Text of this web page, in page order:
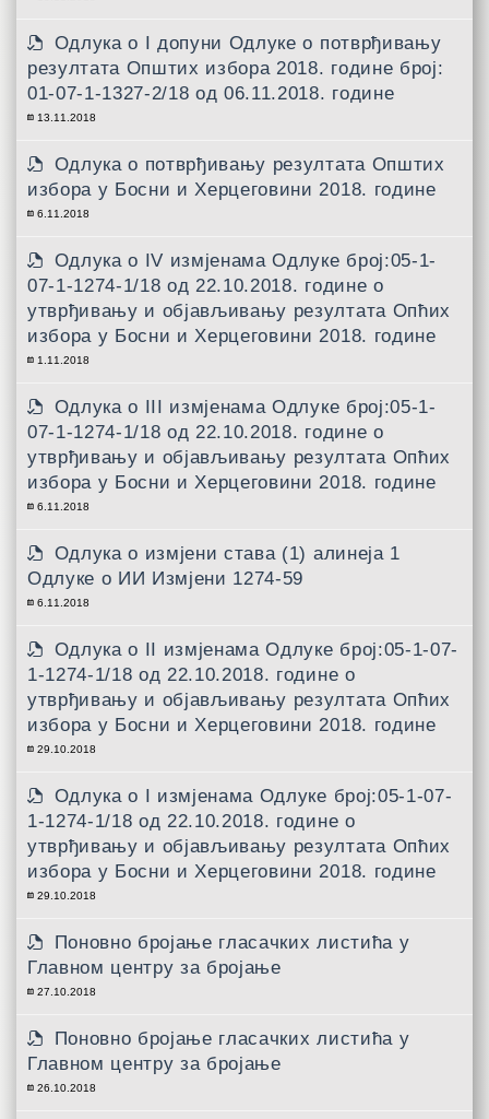
Одлука о I допуни Одлуке о потврђивању
резултата Општих избора 2018. године број:
01-07-1-1327-2/18 од 06.11.2018. године
13.11.2018
Одлукa о потврђивању резултата Општих
избора у Босни и Херцеговини 2018. године
6.11.2018
Одлука о IV измјенама Одлуке број:05-1-
07-1-1274-1/18 од 22.10.2018. године о
утврђивању и објављивању резултата Опћих
избора у Босни и Херцеговини 2018. године
1.11.2018
Одлука о III измјенама Одлуке број:05-1-
07-1-1274-1/18 од 22.10.2018. године о
утврђивању и објављивању резултата Опћих
избора у Босни и Херцеговини 2018. године
6.11.2018
Одлука о измјени става (1) алинеја 1
Одлуке о ИИ Измјени 1274-59
6.11.2018
Одлука о II измјенама Одлуке број:05-1-07-
1-1274-1/18 од 22.10.2018. године о
утврђивању и објављивању резултата Опћих
избора у Босни и Херцеговини 2018. године
29.10.2018
Одлука о I измјенама Одлуке број:05-1-07-
1-1274-1/18 од 22.10.2018. године о
утврђивању и објављивању резултата Опћих
избора у Босни и Херцеговини 2018. године
29.10.2018
Поновно бројање гласачких листића у
Главном центру за бројање
27.10.2018
Поновно бројање гласачких листића у
Главном центру за бројање
26.10.2018